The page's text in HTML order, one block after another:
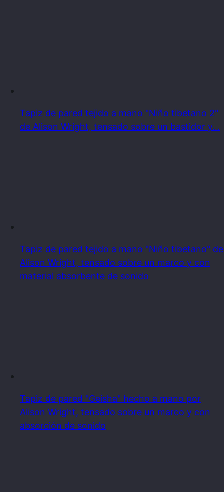
Tapiz de pared tejido a mano "Niño tibetano 2"
de Alison Wright, tensado sobre un bastidor y…
Tapiz de pared tejido a mano "Niño tibetano" de
Alison Wright, tensado sobre un marco y con
material absorbente de sonido
Tapiz de pared "Geisha" hecho a mano por
Alison Wright, tensado sobre un marco y con
absorción de sonido